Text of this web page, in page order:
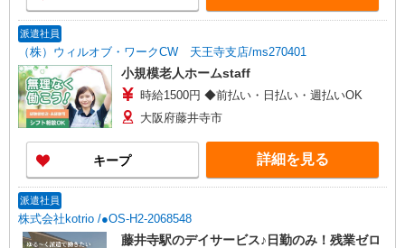
派遣社員
（株）ウィルオブ・ワークCW 天王寺支店/ms270401
小規模老人ホームstaff
時給1500円 ◆前払い・日払い・週払いOK
大阪府藤井寺市
キープ 詳細を見る
派遣社員
株式会社kotrio /●OS-H2-2068548
藤井寺駅のデイサービス♪日勤のみ！残業ゼロ